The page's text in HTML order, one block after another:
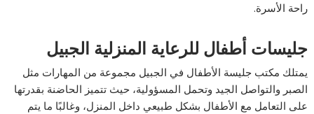
راحة الأسرة.
جليسات أطفال للرعاية المنزلية الجبيل
يمتلك مكتب جليسة الأطفال في الجبيل مجموعة من المهارات مثل
الصبر والتواصل الجيد وتحمل المسؤولية، حيث تتميز الحاضنة بقدرتها
على التعامل مع الأطفال بشكل طبيعي داخل المنزل، وغالبًا ما يتم